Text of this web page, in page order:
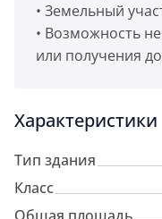
• Земельный
• Возможность
или получения
Характеристики
Тип здания
Класс